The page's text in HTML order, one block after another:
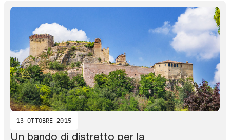
13 OTTOBRE 2015
Un bando di distretto per la